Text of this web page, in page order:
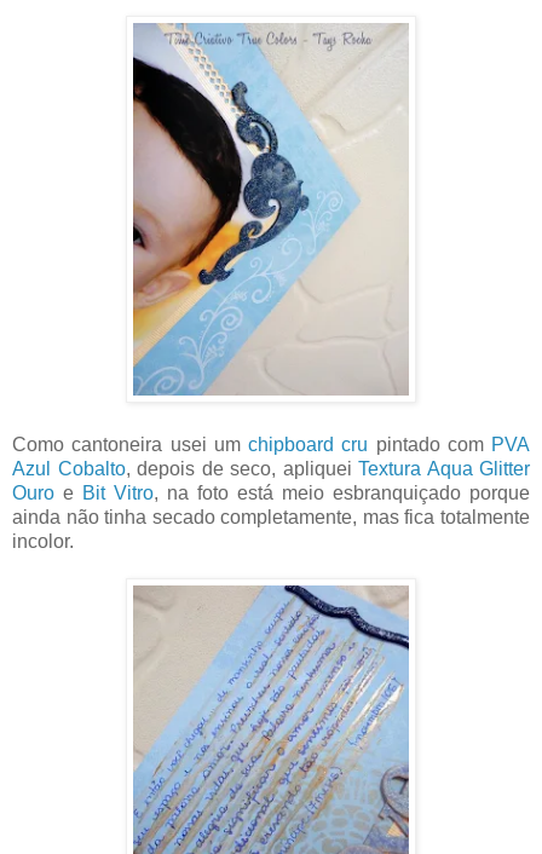
Como cantoneira usei um chipboard cru pintado com PVA
Azul Cobalto, depois de seco, apliquei Textura Aqua Glitter
Ouro e Bit Vitro, na foto está meio esbranquiçado porque
ainda não tinha secado completamente, mas fica totalmente
incolor.